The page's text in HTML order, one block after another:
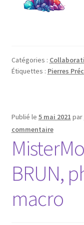
Catégories :
Étiquettes : Pierres
Publié le 5 mai 2021 par
commentaire
BRUN,
macro